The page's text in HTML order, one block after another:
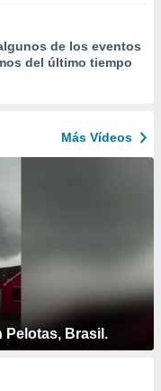
de los eventos
del último tiempo
Más Vídeos
Pelotas, Brasil.